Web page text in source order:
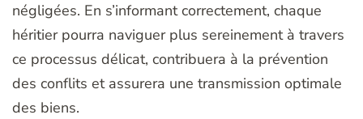
négligées. En s’informant correctement, chaque
héritier pourra naviguer plus sereinement à travers
ce processus délicat, contribuera à la prévention
des conflits et assurera une transmission optimale
des biens.